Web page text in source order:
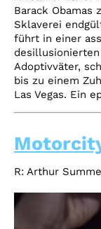
Barack Obamas
Sklaverei
führt in einer
Adoptivväter,
bis zu einem
Las Vegas. Ein
R: Arthur